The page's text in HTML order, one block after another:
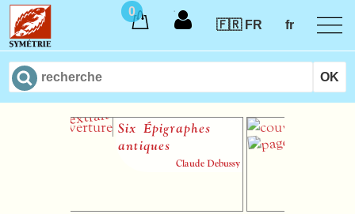
0
🇫🇷 FR
fr
Six Épigraphes
antiques
Claude Debussy